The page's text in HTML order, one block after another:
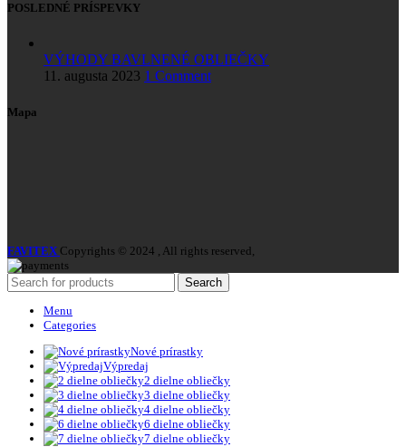
POSLEDNÉ PRÍSPEVKY
VÝHODY BAVLNENÉ OBLIEČKY
11. augusta 2023 1 Comment
Mapa
FAVITEX Copyrights © 2024 , All rights reserved,
Search
Menu
Categories
Nové prírastky
Výpredaj
2 dielne obliečky
3 dielne obliečky
4 dielne obliečky
6 dielne obliečky
7 dielne obliečky